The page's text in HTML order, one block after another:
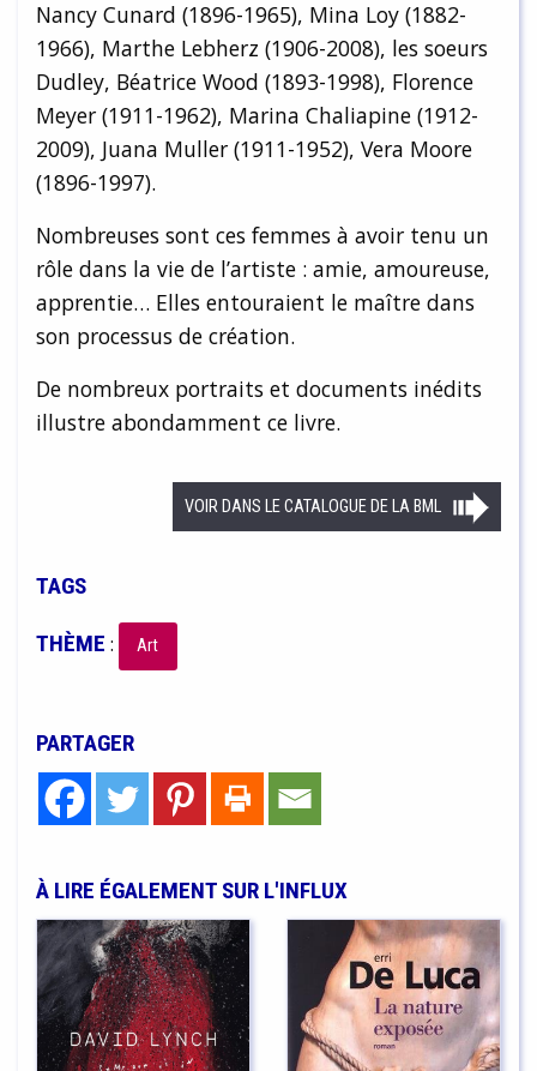
Nancy Cunard (1896-1965), Mina Loy (1882-
1966), Marthe Lebherz (1906-2008), les soeurs
Dudley, Béatrice Wood (1893-1998), Florence
Meyer (1911-1962), Marina Chaliapine (1912-
2009), Juana Muller (1911-1952), Vera Moore
(1896-1997).
Nombreuses sont ces femmes à avoir tenu un
rôle dans la vie de l’artiste : amie, amoureuse,
apprentie… Elles entouraient le maître dans
son processus de création.
De nombreux portraits et documents inédits
illustre abondamment ce livre.
VOIR DANS LE CATALOGUE DE LA BML
TAGS
THÈME : Art
PARTAGER
À LIRE ÉGALEMENT SUR L'INFLUX